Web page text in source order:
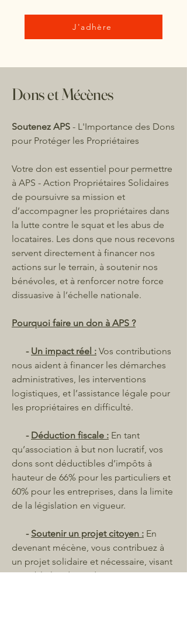
J'adhère
Dons et Mécènes
Soutenez APS - L'Importance des Dons
pour Protéger les Propriétaires
Votre don est essentiel pour permettre
à APS - Action Propriétaires Solidaires
de poursuivre sa mission et
d’accompagner les propriétaires dans
la lutte contre le squat et les abus de
locataires. Les dons que nous recevons
servent directement à financer nos
actions sur le terrain, à soutenir nos
bénévoles, et à renforcer notre force
dissuasive à l’échelle nationale.
Pourquoi faire un don à APS ?
- Un impact réel : Vos contributions
nous aident à financer les démarches
administratives, les interventions
logistiques, et l’assistance légale pour
les propriétaires en difficulté.
- Déduction fiscale : En tant
qu’association à but non lucratif, vos
dons sont déductibles d’impôts à
hauteur de 66% pour les particuliers et
60% pour les entreprises, dans la limite
de la législation en vigueur.
- Soutenir un projet citoyen : En
devenant mécène, vous contribuez à
un projet solidaire et nécessaire, visant
à rétablir les droits des propriétaires et